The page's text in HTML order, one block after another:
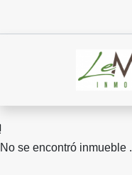
No se encontró inmueble .